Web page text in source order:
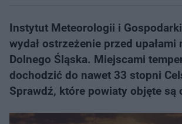
Instytut Meteorologii i
wydał ostrzeżenie przed upałami
Dolnego Śląska. Miejscami
dochodzić do nawet 33 stopni
Sprawdź, które powiaty objęte są